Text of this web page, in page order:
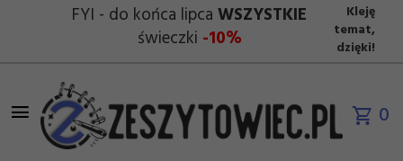
FYI - do końca lipcaWSZYSTKIE
świeczki -10%
Kleję
temat,
dzięki!
0